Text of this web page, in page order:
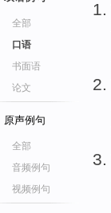
全部
口语
书面语
论文
原声例句
全部
音频例句
视频例句